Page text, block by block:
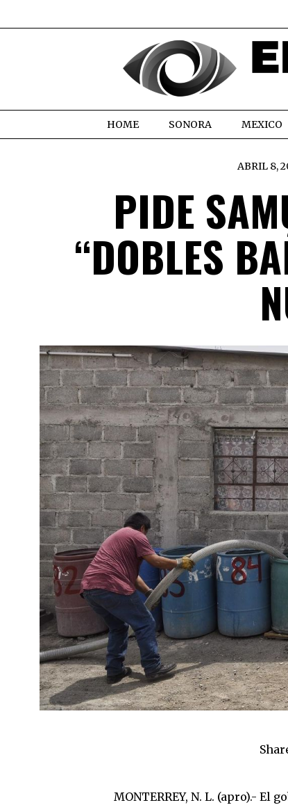
HOME SONORA MEXICO
ABRIL 8,
PIDE
“DOBLES
MONTERREY, N. L. (apro).- El